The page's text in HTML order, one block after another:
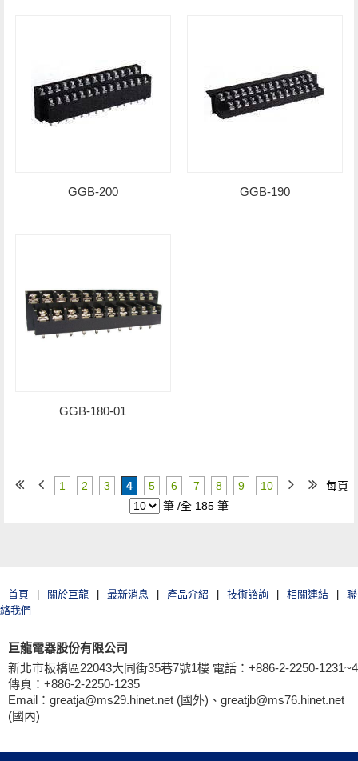
GGB-200 GGB-190
GGB-180-01
1 2 3 4 5 6 7 8 9 10
每頁
筆 /全 185 筆
首頁 | 關於巨龍 | 最新消息 | 產品介紹 | 技術諮詢 | 相關連結 |
聯
絡我們
巨龍電器股份有限公司
新北市板橋區22043大同街35巷7號1樓 電話：+886-2-2250-1231~4
傳真：+886-2-2250-1235
Email：greatja@ms29.hinet.net (國外)、greatjb@ms76.hinet.net
(國內)